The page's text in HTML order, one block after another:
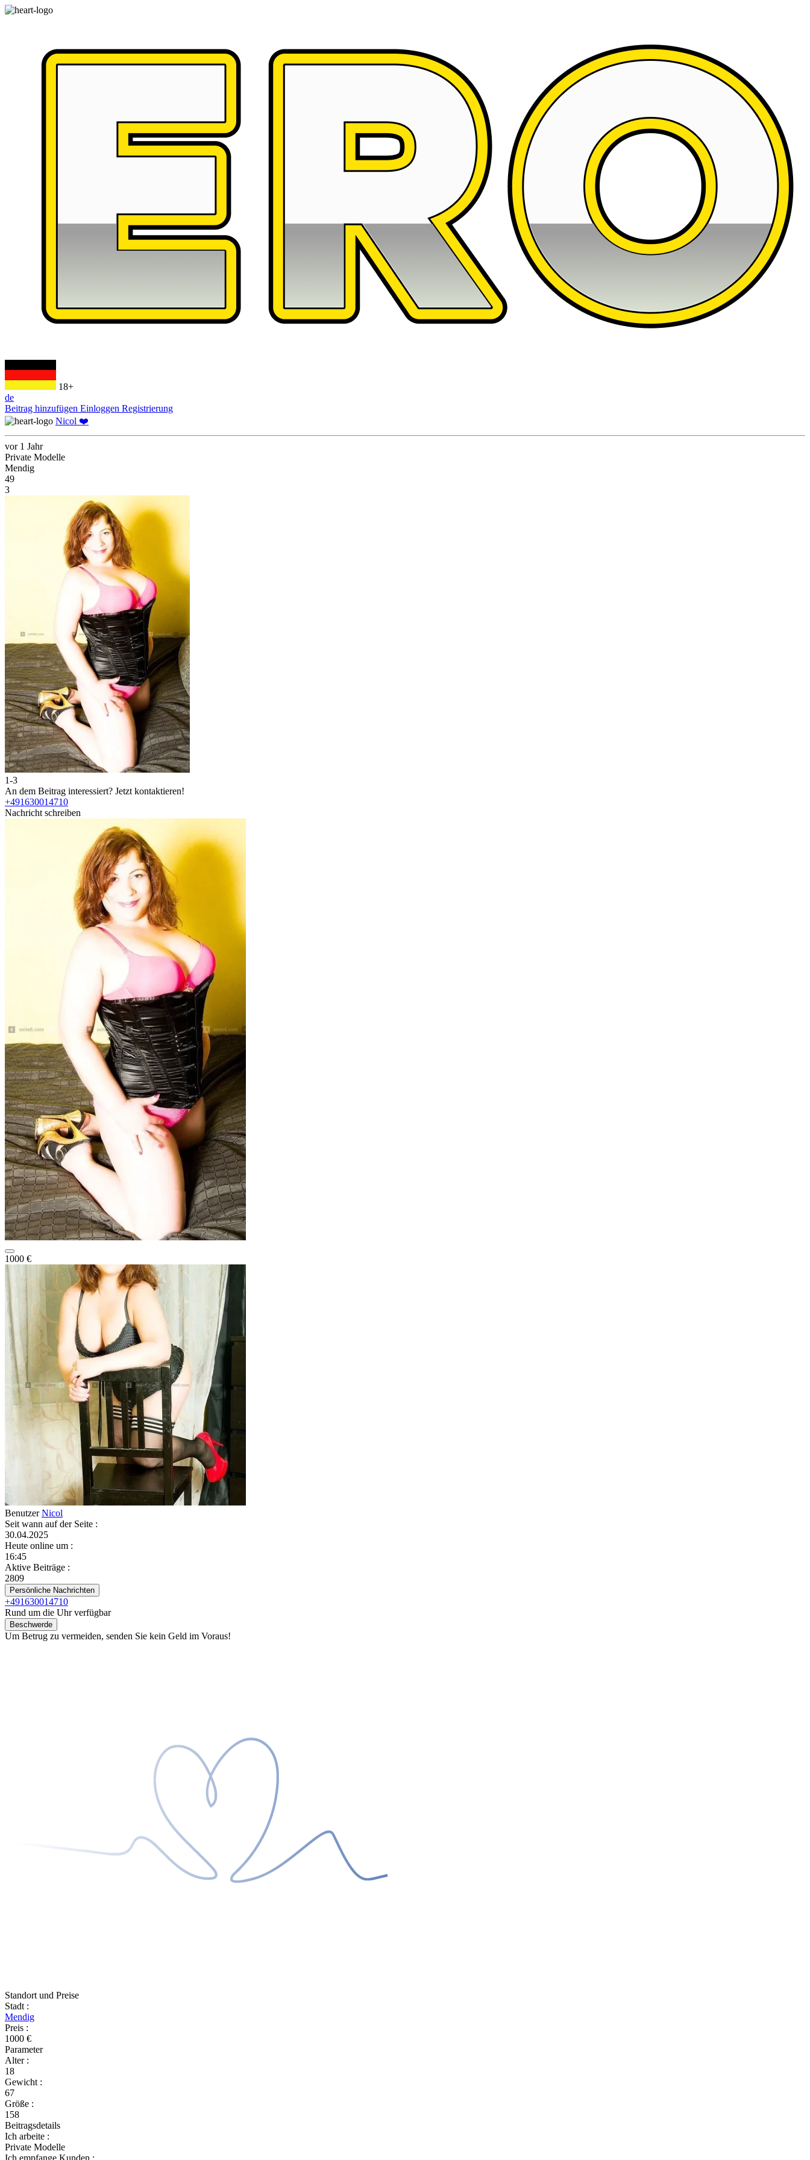
18+
de
Beitrag hinzufügen Einloggen Registrierung
Nicol ❤️
vor 1 Jahr
Private Modelle
Mendig
49
3
1-3
An dem Beitrag interessiert? Jetzt kontaktieren!
+491630014710
Nachricht schreiben
1000 €
BenutzerNicol
Seit wann auf der Seite :
30.04.2025
Heute online um :
16:45
Aktive Beiträge :
2809
Persönliche Nachrichten
+491630014710
Rund um die Uhr verfügbar
Beschwerde
Um Betrug zu vermeiden, senden Sie kein Geld im Voraus!
Standort und Preise
Stadt :
Mendig
Preis :
1000 €
Parameter
Alter :
18
Gewicht :
67
Größe :
158
Beitragsdetails
Ich arbeite :
Private Modelle
Ich empfange Kunden :